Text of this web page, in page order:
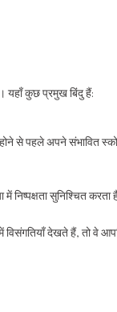
यहाँ कुछ प्रमुख बिंदु हैं:
होने से पहले अपने संभावित
निष्पक्षता सुनिश्चित करता
विसंगतियाँ देखते हैं, तो वे